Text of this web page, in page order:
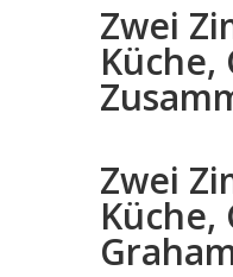
Zwei
Küche,
Zwei
Küche,